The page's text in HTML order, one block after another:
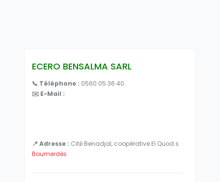
ECERO BENSALMA SARL
📞 Téléphone : 0560 05 36 40
✉️ E-Mail :
📍 Adresse : Cité Benadjal, coopérative El Quod s
Boumerdès